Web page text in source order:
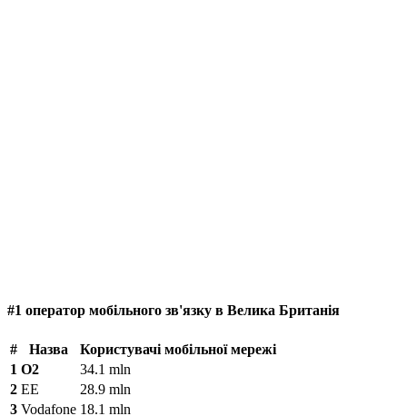
#1 оператор мобільного зв'язку в Велика Британія
# Назва
Користувачі мобільної мережі
1 O2
34.1 mln
2 EE
28.9 mln
3 Vodafone 18.1 mln